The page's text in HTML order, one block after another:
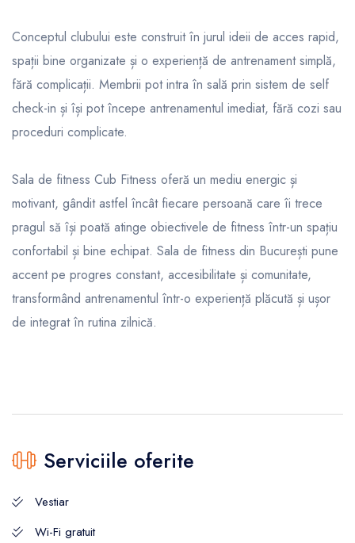
Conceptul clubului este construit în jurul ideii de acces rapid,
spații bine organizate și o experiență de antrenament simplă,
fără complicații. Membrii pot intra în sală prin sistem de self
check-in și își pot începe antrenamentul imediat, fără cozi sau
proceduri complicate.
Sala de fitness Cub Fitness oferă un mediu energic și
motivant, gândit astfel încât fiecare persoană care îi trece
pragul să își poată atinge obiectivele de fitness într-un spațiu
confortabil și bine echipat. Sala de fitness din București pune
accent pe progres constant, accesibilitate și comunitate,
transformând antrenamentul într-o experiență plăcută și ușor
de integrat în rutina zilnică.
Serviciile oferite
Vestiar
Wi-Fi gratuit